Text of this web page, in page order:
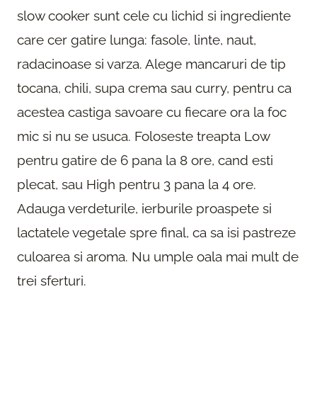
slow cooker sunt cele cu lichid si ingrediente
care cer gatire lunga: fasole, linte, naut,
radacinoase si varza. Alege mancaruri de tip
tocana, chili, supa crema sau curry, pentru ca
acestea castiga savoare cu fiecare ora la foc
mic si nu se usuca. Foloseste treapta Low
pentru gatire de 6 pana la 8 ore, cand esti
plecat, sau High pentru 3 pana la 4 ore.
Adauga verdeturile, ierburile proaspete si
lactatele vegetale spre final, ca sa isi pastreze
culoarea si aroma. Nu umple oala mai mult de
trei sferturi.